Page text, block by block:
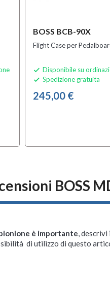
BOSS BCB-90X
Flight Case per
 Disponibile su
 Spedizione gratuita
245,00 €
BOSS
è importante,
di utilizzo di questo